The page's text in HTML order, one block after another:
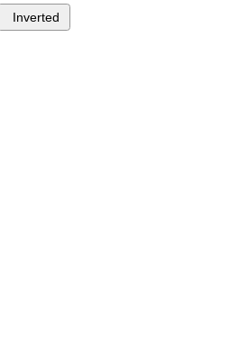
Inverted